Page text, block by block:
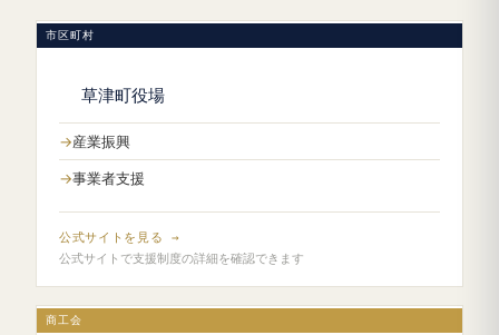
市区町村
草津町役場
産業振興
事業者支援
公式サイトを見る →
公式サイトで支援制度の詳細を確認できます
商工会